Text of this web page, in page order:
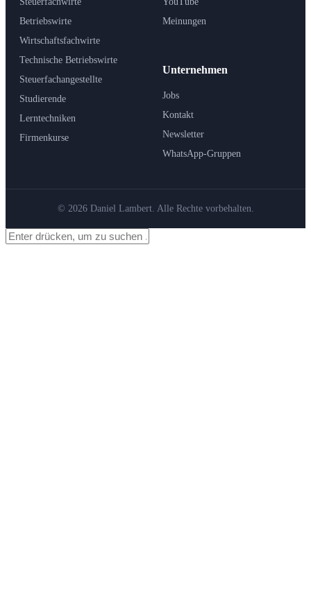
Betriebswirte
Wirtschaftsfachwirte
Technische Betriebswirte
Steuerfachangestellte
Studierende
Lerntechniken
Firmenkurse
Meinungen
Unternehmen
Jobs
Kontakt
Newsletter
WhatsApp-Gruppen
© 2026 Daniel Lambert. Alle Rechte vorbehalten.